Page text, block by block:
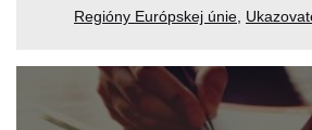
Regióny Európskej únie